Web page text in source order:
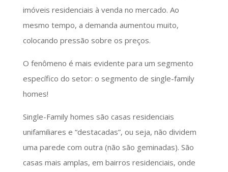
imóveis residenciais à venda no mercado. Ao
mesmo tempo, a demanda aumentou muito,
colocando pressão sobre os preços.
O fenômeno é mais evidente para um segmento
específico do setor: o segmento de single-family
homes!
Single-Family homes são casas residenciais
unifamiliares e “destacadas”, ou seja, não dividem
uma parede com outra (não são geminadas). São
casas mais amplas, em bairros residenciais, onde